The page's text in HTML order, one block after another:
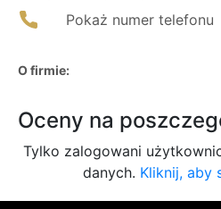
Pokaż numer telefonu
O firmie:
Oceny na
Tylko zalogowani
danych. Kliknij, aby